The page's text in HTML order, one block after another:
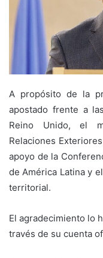
A propósito de la
apostado frente a
Reino Unido, el
Relaciones
apoyo de la
de América Latina y
territorial.
El agradecimiento lo
través de su cuenta